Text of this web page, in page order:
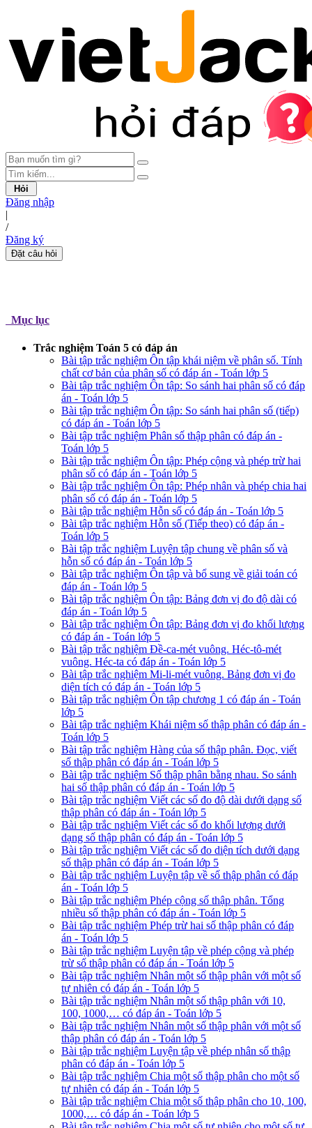
Hỏi
Đăng nhập
|
/
Đăng ký
Đặt câu hỏi
Mục lục
Trắc nghiệm Toán 5 có đáp án
Bài tập trắc nghiệm Ôn tập khái niệm về phân số. Tính
chất cơ bản của phân số có đáp án - Toán lớp 5
Bài tập trắc nghiệm Ôn tập: So sánh hai phân số có đáp
án - Toán lớp 5
Bài tập trắc nghiệm Ôn tập: So sánh hai phân số (tiếp)
có đáp án - Toán lớp 5
Bài tập trắc nghiệm Phân số thập phân có đáp án -
Toán lớp 5
Bài tập trắc nghiệm Ôn tập: Phép cộng và phép trừ hai
phân số có đáp án - Toán lớp 5
Bài tập trắc nghiệm Ôn tập: Phép nhân và phép chia hai
phân số có đáp án - Toán lớp 5
Bài tập trắc nghiệm Hỗn số có đáp án - Toán lớp 5
Bài tập trắc nghiệm Hỗn số (Tiếp theo) có đáp án -
Toán lớp 5
Bài tập trắc nghiệm Luyện tập chung về phân số và
hỗn số có đáp án - Toán lớp 5
Bài tập trắc nghiệm Ôn tập và bổ sung về giải toán có
đáp án - Toán lớp 5
Bài tập trắc nghiệm Ôn tập: Bảng đơn vị đo độ dài có
đáp án - Toán lớp 5
Bài tập trắc nghiệm Ôn tập: Bảng đơn vị đo khối lượng
có đáp án - Toán lớp 5
Bài tập trắc nghiệm Đề-ca-mét vuông. Héc-tô-mét
vuông. Héc-ta có đáp án - Toán lớp 5
Bài tập trắc nghiệm Mi-li-mét vuông. Bảng đơn vị đo
diện tích có đáp án - Toán lớp 5
Bài tập trắc nghiệm Ôn tập chương 1 có đáp án - Toán
lớp 5
Bài tập trắc nghiệm Khái niệm số thập phân có đáp án -
Toán lớp 5
Bài tập trắc nghiệm Hàng của số thập phân. Đọc, viết
số thập phân có đáp án - Toán lớp 5
Bài tập trắc nghiệm Số thập phân bằng nhau. So sánh
hai số thập phân có đáp án - Toán lớp 5
Bài tập trắc nghiệm Viết các số đo độ dài dưới dạng số
thập phân có đáp án - Toán lớp 5
Bài tập trắc nghiệm Viết các số đo khối lượng dưới
dạng số thập phân có đáp án - Toán lớp 5
Bài tập trắc nghiệm Viết các số đo diện tích dưới dạng
số thập phân có đáp án - Toán lớp 5
Bài tập trắc nghiệm Luyện tập về số thập phân có đáp
án - Toán lớp 5
Bài tập trắc nghiệm Phép cộng số thập phân. Tổng
nhiều số thập phân có đáp án - Toán lớp 5
Bài tập trắc nghiệm Phép trừ hai số thập phân có đáp
án - Toán lớp 5
Bài tập trắc nghiệm Luyện tập về phép cộng và phép
trừ số thập phân có đáp án - Toán lớp 5
Bài tập trắc nghiệm Nhân một số thập phân với một số
tự nhiên có đáp án - Toán lớp 5
Bài tập trắc nghiệm Nhân một số thập phân với 10,
100, 1000,… có đáp án - Toán lớp 5
Bài tập trắc nghiệm Nhân một số thập phân với một số
thập phân có đáp án - Toán lớp 5
Bài tập trắc nghiệm Luyện tập về phép nhân số thập
phân có đáp án - Toán lớp 5
Bài tập trắc nghiệm Chia một số thập phân cho một số
tự nhiên có đáp án - Toán lớp 5
Bài tập trắc nghiệm Chia một số thập phân cho 10, 100,
1000,… có đáp án - Toán lớp 5